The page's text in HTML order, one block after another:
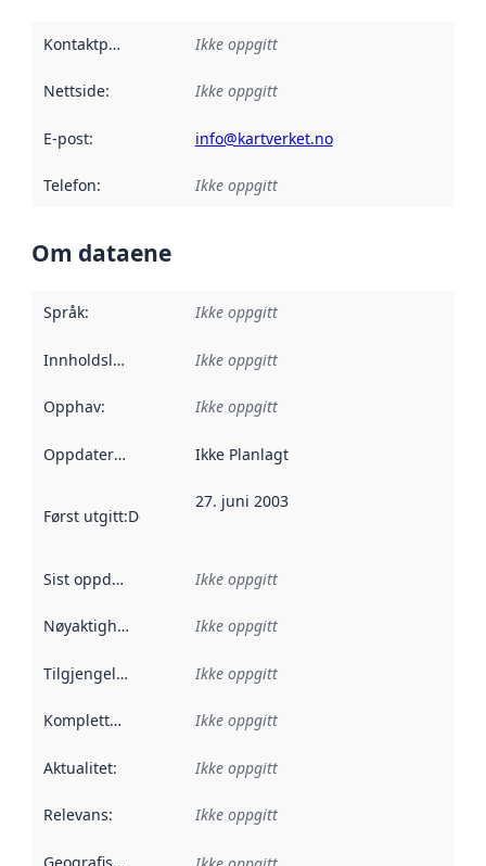
Kontaktpunkt Ikke oppgitt
Nettside: Ikke oppgitt
E-post: info@kartverket.no
Telefon: Ikke oppgitt
Om dataene
Språk: Ikke oppgitt
Innholdsleverandører :
Ikke oppgitt
Opphav: Ikke oppgitt
Oppdateringsfrekvens :
Ikke Planlagt
Først utgitt:Denne datoen sier når dataene i dette
27. juni 2003
Sist oppdatert Ikke oppgitt
Nøyaktighet Ikke oppgitt
Tilgjengelighet Ikke oppgitt
Kompletthet Ikke oppgitt
Aktualitet: Ikke oppgitt
Relevans: Ikke oppgitt
Geografisk avgrensning :